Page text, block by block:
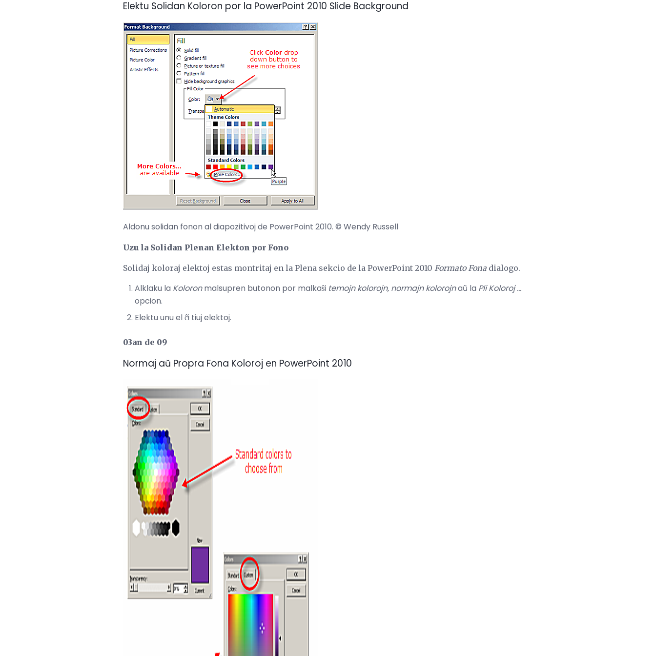
Elektu Solidan Koloron por la PowerPoint 2010 Slide Background
Aldonu solidan fonon al diapozitivoj de PowerPoint 2010. © Wendy Russell
Uzu la Solidan Plenan Elekton por Fono
Solidaj koloraj elektoj estas montritaj en la Plena sekcio de la PowerPoint 2010 Formato Fona dialogo.
Alklaku la Koloronmalsupren butonon por malkaŝi temojn kolorojn, normajn kolorojnaŭ la Pli Koloroj ...
opcion.
Elektu unu el ĉi tiuj elektoj.
03an de 09
Normaj aŭ Propra Fona Koloroj en PowerPoint 2010